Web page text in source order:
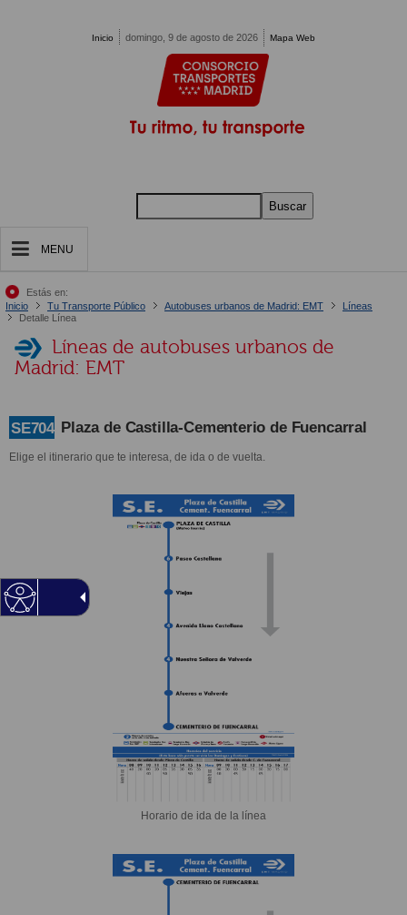
Inicio domingo, 9 de agosto de 2026 Mapa Web
Buscar
MENU
Estás en:
Inicio
Tu Transporte Público Autobuses urbanos de Madrid: EMT
Líneas
Detalle Línea
Líneas de autobuses urbanos de
Madrid: EMT
SE704 Plaza de Castilla-Cementerio de Fuencarral
Elige el itinerario que te interesa, de ida o de vuelta.
Horario de ida de la línea